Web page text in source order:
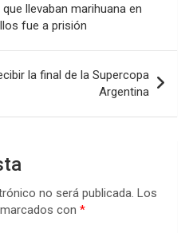
ar
tir
llevaban marihuana en
fue a prisión
la final de la Supercopa
Argentina
no será publicada. Los
con *